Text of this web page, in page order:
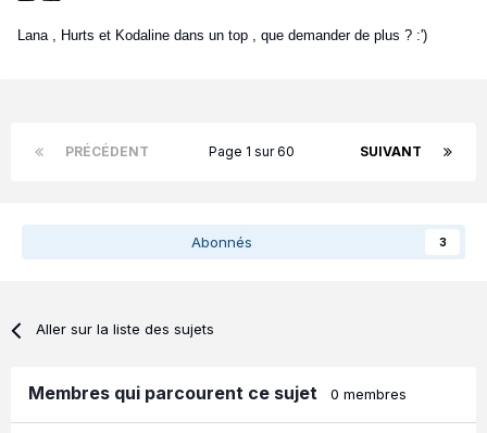
Lana , Hurts et Kodaline dans un top , que demander de plus ? :')
PRÉCÉDENT SUIVANT
Page 1 sur 60
Abonnés 3
Aller sur la liste des sujets
Membres qui parcourent ce sujet 0 membres